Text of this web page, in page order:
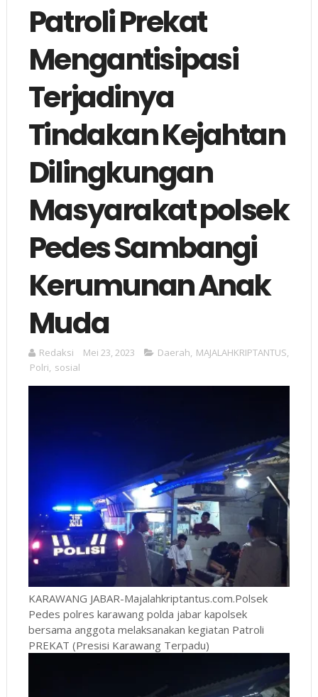
Patroli Prekat
Mengantisipasi
Terjadinya
Tindakan Kejahtan
Dilingkungan
Masyarakat polsek
Pedes Sambangi
Kerumunan Anak
Muda
Redaksi Mei 23, 2023 Daerah, MAJALAHKRIPTANTUS,
Polri, sosial
KARAWANG JABAR-Majalahkriptantus.com.Polsek
Pedes polres karawang polda jabar kapolsek
bersama anggota melaksanakan kegiatan Patroli
PREKAT (Presisi Karawang Terpadu)